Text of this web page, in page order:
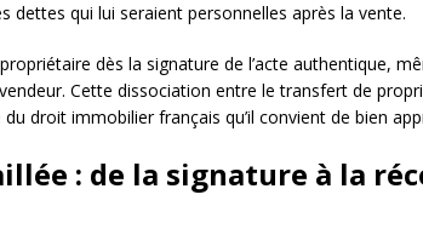
dettes qui lui seraient personnelles après la vente.
dès la signature de l’acte authentique,
Cette dissociation entre le transfert de
droit immobilier français qu’il convient de bien
: de la signature à la